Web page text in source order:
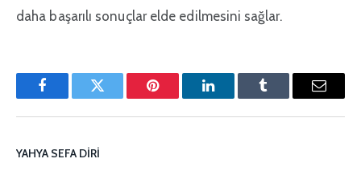
daha başarılı sonuçlar elde edilmesini sağlar.
FacebookTwitter Pinterest'inLinkedInTumblr
E-
YAHYA SEFA DIRI